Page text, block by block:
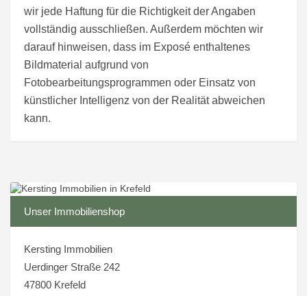
wir jede Haftung für die Richtigkeit der Angaben
vollständig ausschließen. Außerdem möchten wir
darauf hinweisen, dass im Exposé enthaltenes
Bildmaterial aufgrund von
Fotobearbeitungsprogrammen oder Einsatz von
künstlicher Intelligenz von der Realität abweichen
kann.
Unser Immobilienshop
Kersting Immobilien
Uerdinger Straße 242
47800 Krefeld